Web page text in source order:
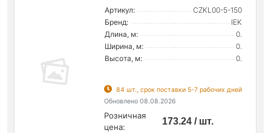
Артикул:
CZKL00-5-150
Бренд:
IEK
Длина, м:
0.
Ширина, м:
0.
Высота, м:
0.
84 шт., срок поставки 5-7 рабочих дней
Обновлено 08.08.2026
Розничная
цена:
173.24 / шт.